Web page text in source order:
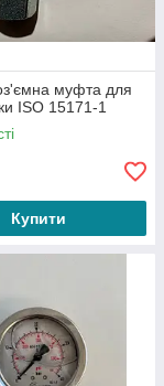
Також у
муфта для
ISO 15171-1
Купити